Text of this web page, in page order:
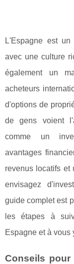
L'Espagne est
avec une culture
également un
acheteurs
d'options de
de gens voient
comme un
avantages
revenus locatifs et
envisagez
guide complet est
les étapes à
Espagne et à vous
Conseils